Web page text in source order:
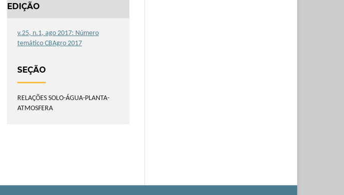
EDIÇÃO
v.25, n.1, ago 2017: Número
temático CBAgro 2017
SEÇÃO
RELAÇÕES SOLO-ÁGUA-PLANTA-
ATMOSFERA